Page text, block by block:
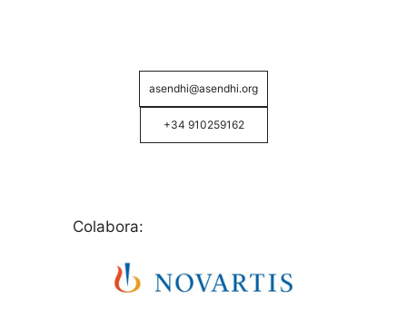
asendhi@asendhi.org
+34 910259162
Colabora: